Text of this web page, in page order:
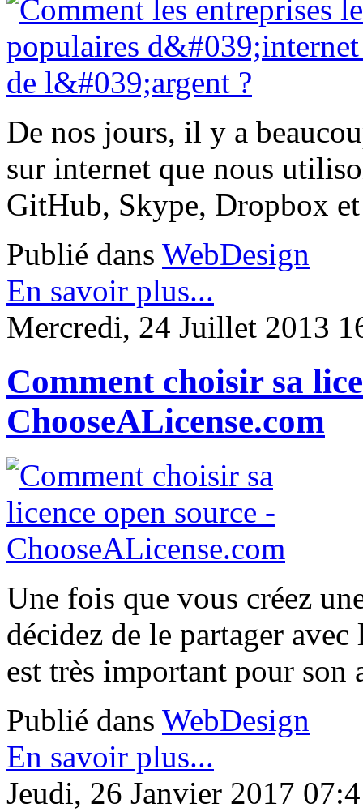
De nos jours, il y a
sur internet que nous
GitHub, Skype, Dropbox
Publié dans WebDesign
En savoir plus...
Mercredi, 24 Juillet 2013
Comment choisir sa
ChooseALicense.com
Une fois que vous créez
décidez de le partager
est très important pour son
Publié dans WebDesign
En savoir plus...
Jeudi, 26 Janvier 2017